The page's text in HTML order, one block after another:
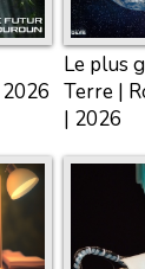
Le plus
Terre |
| 2026